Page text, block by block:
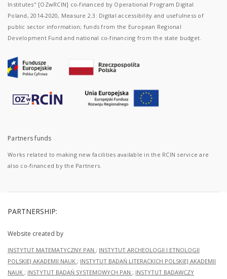
Institutes" [OZwRCIN] co-financed by Operational Program Digital
Poland, 2014-2020, Measure 2.3: Digital accessibility and usefulness of
public sector information; funds from the European Regional
Development Fund and national co-financing from the state budget.
Partners funds
Works related to making new facilities available in the RCIN service are
also co-financed by the Partners.
PARTNERSHIP:
Website created by
INSTYTUT MATEMATYCZNY PAN ; INSTYTUT ARCHEOLOGII I ETNOLOGII
POLSKIEJ AKADEMII NAUK ; INSTYTUT BADAŃ LITERACKICH POLSKIEJ AKADEMII
NAUK ; INSTYTUT BADAŃ SYSTEMOWYCH PAN ; INSTYTUT BADAWCZY